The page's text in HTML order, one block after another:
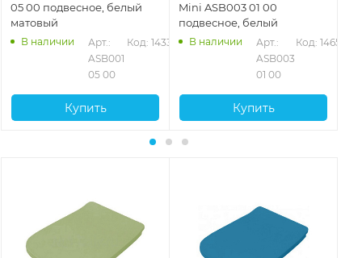
05 00 подвесное, белый
матовый
В наличии
Арт.:
ASB001
05 00
Код: 14336
Купить
Mini ASB003 01 00
подвесное, белый
В наличии
Арт.:
ASB003
01 00
Код: 14659
Купить